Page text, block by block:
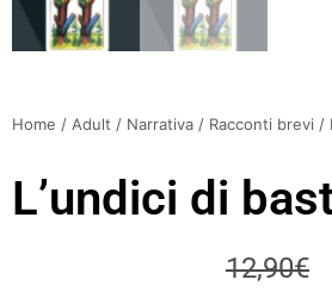
Home / Adult / Narrativa / Racconti brevi /
L’undici di
12,90€